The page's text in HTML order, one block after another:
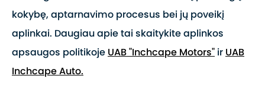
kokybę, aptarnavimo procesus bei jų poveikį
aplinkai. Daugiau apie tai skaitykite aplinkos
apsaugos politikoje UAB "Inchcape Motors" ir UAB
Inchcape Auto.